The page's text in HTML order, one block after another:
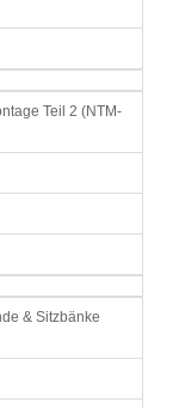
Teil 2 (NTM-
& Sitzbänke